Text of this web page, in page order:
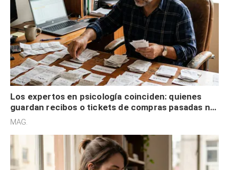
Los expertos en psicología coinciden: quienes
guardan recibos o tickets de compras pasadas no
son acumuladores, sino que tienen necesidad de
MAG.